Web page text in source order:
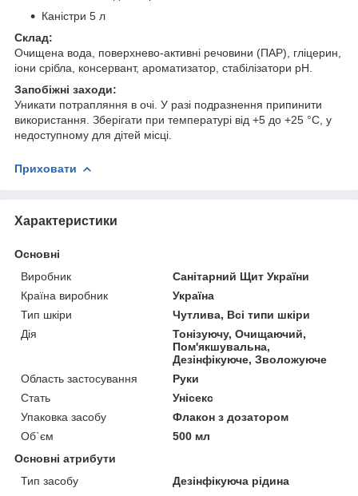
Каністри 5 л
Склад:
Очищена вода, поверхнево-активні речовини (ПАР), гліцерин,
іони срібла, консервант, ароматизатор, стабілізатори pH.
Запобіжні заходи:
Уникати потрапляння в очі. У разі подразнення припинити
використання. Зберігати при температурі від +5 до +25 °C, у
недоступному для дітей місці.
Приховати
Характеристики
Основні
Виробник
Санітарний Щит України
Країна виробник
Україна
Тип шкіри
Чутлива, Всі типи шкіри
Дія
Тонізуючу, Очищаючий,
Пом'якшувальна,
Дезінфікуюче, Зволожуюче
Область застосування
Руки
Стать
Унісекс
Упаковка засобу
Флакон з дозатором
Об`єм
500 мл
Основні атрибути
Тип засобу
Дезінфікуюча рідина